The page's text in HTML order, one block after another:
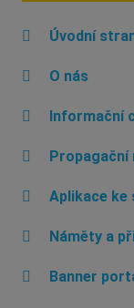
Úvodní
O nás
Informační
Propagační
Aplikace ke
Náměty a
Banner